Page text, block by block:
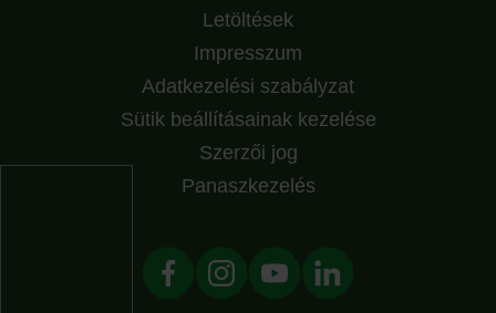
Letöltések
Impresszum
Adatkezelési szabályzat
Sütik beállításainak kezelése
Szerzői jog
Panaszkezelés